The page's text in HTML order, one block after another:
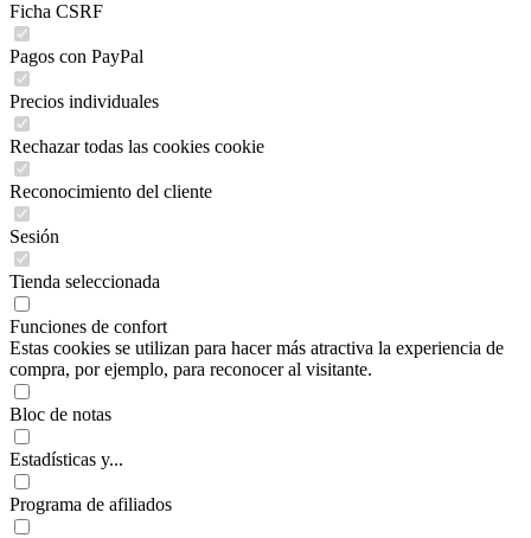
Ficha CSRF
Pagos con PayPal
Precios individuales
Rechazar todas las cookies cookie
Reconocimiento del cliente
Sesión
Tienda seleccionada
Funciones de confort
Estas cookies se utilizan para hacer más atractiva la experiencia de
compra, por ejemplo, para reconocer al visitante.
Bloc de notas
Estadísticas y...
Programa de afiliados